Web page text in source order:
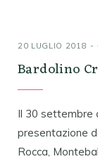
20 LUGLIO 2018
Bardolino
Il 30 settembre
presentazione
Rocca,